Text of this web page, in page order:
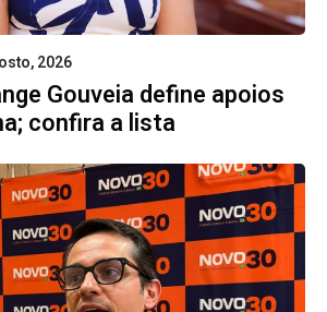
2026
Gouveia define apoios
confira a lista